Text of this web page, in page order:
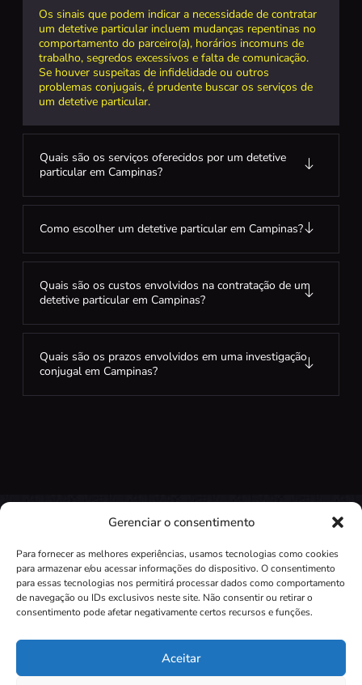
Gerenciar o consentimento
Para fornecer as melhores experiências, usamos tecnologias como cookies
para armazenar e/ou acessar informações do dispositivo. O consentimento
para essas tecnologias nos permitirá processar dados como comportamento
de navegação ou IDs exclusivos neste site. Não consentir ou retirar o
consentimento pode afetar negativamente certos recursos e funções.
Aceitar
Os sinais que podem indicar a necessidade de contratar
um detetive particular incluem mudanças repentinas no
comportamento do parceiro(a), horários incomuns de
trabalho, segredos excessivos e falta de comunicação.
Se houver suspeitas de infidelidade ou outros
problemas conjugais, é prudente buscar os serviços de
um detetive particular.
Quais são os serviços oferecidos por um detetive
particular em Campinas?
Como escolher um detetive particular em Campinas?
Quais são os custos envolvidos na contratação de um
detetive particular em Campinas?
Quais são os prazos envolvidos em uma investigação
conjugal em Campinas?
Independente do seu questionamento.
Encontraremos a verdade com expertise profissional.